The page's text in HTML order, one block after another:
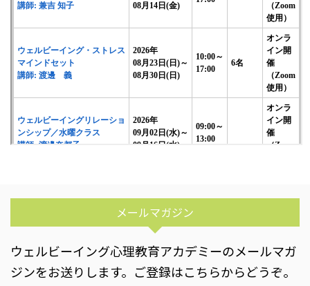
メールマガジン
ウェルビーイング心理教育アカデミーのメールマガ
ジンをお送りします。ご登録はこちらからどうぞ。